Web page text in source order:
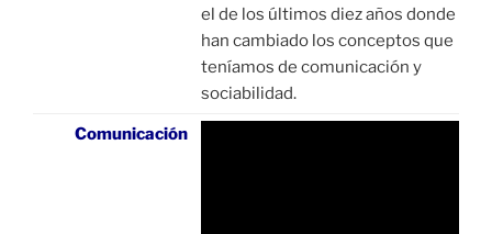
el de los últimos diez años donde
han cambiado los conceptos que
teníamos de comunicación y
sociabilidad.
Comunicación